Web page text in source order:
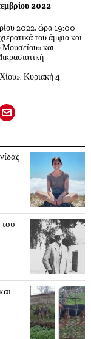
2022
2022, ώρα 19:00
του άμφια και
Μουσείου» και
Κυριακή 4